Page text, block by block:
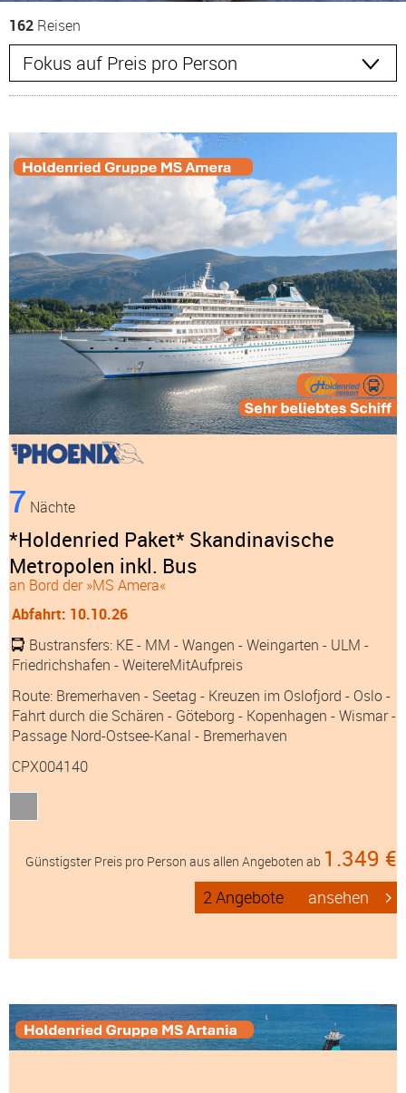
162 Reisen
7 Nächte
*Holdenried Paket* Skandinavische
Metropolen inkl. Bus
an Bord der »MS Amera«
Abfahrt: 10.10.26
Bustransfers: KE- MM - Wangen - Weingarten - ULM -
Friedrichshafen - WeitereMitAufpreis
Route: Bremerhaven - Seetag - Kreuzen im Oslofjord - Oslo -
Fahrt durch die Schären - Göteborg - Kopenhagen - Wismar -
Passage Nord-Ostsee-Kanal - Bremerhaven
CPX004140
Günstigster Preis pro Person aus allen Angeboten ab 1.349 €
2 Angebote ansehen